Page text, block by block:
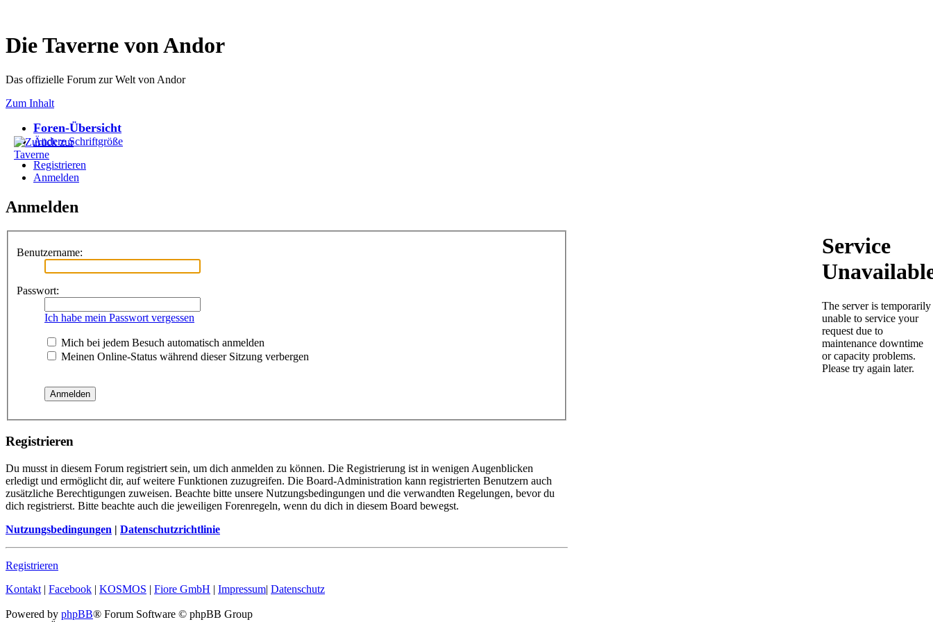
Die Taverne von Andor
Das offizielle Forum zur Welt von Andor
Zum Inhalt
Foren-Übersicht
Ändere Schriftgröße
Registrieren
Anmelden
Anmelden
Benutzername:
Passwort:
Ich habe mein Passwort vergessen
Mich bei jedem Besuch automatisch anmelden
Meinen Online-Status während dieser Sitzung verbergen
Registrieren
Du musst in diesem Forum registriert sein, um dich anmelden zu können. Die Registrierung ist in wenigen Augenblicken
erledigt und ermöglicht dir, auf weitere Funktionen zuzugreifen. Die Board-Administration kann registrierten Benutzern auch
zusätzliche Berechtigungen zuweisen. Beachte bitte unsere Nutzungsbedingungen und die verwandten Regelungen, bevor du
dich registrierst. Bitte beachte auch die jeweiligen Forenregeln, wenn du dich in diesem Board bewegst.
Nutzungsbedingungen | Datenschutzrichtlinie
Registrieren
Kontakt | Facebook | KOSMOS | Fiore GmbH | Impressum| Datenschutz
Powered by phpBB® Forum Software © phpBB Group